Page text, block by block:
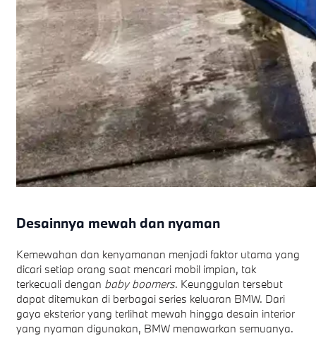
Desainnya mewah dan nyaman
Kemewahan dan kenyamanan menjadi faktor utama yang
dicari setiap orang saat mencari mobil impian, tak
terkecuali dengan baby boomers. Keunggulan tersebut
dapat ditemukan di berbagai series keluaran BMW. Dari
gaya eksterior yang terlihat mewah hingga desain interior
yang nyaman digunakan, BMW menawarkan semuanya.